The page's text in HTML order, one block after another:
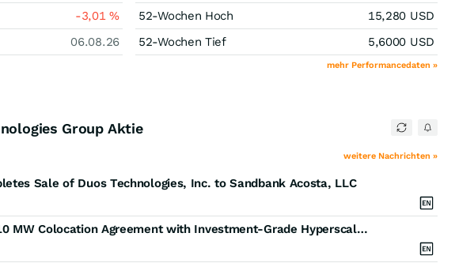
-3,01%
06.08.26
52-Wochen Hoch
15,280 USD
52-Wochen Tief
5,6000 USD
mehr Performancedaten »
Group Aktie
weitere Nachrichten »
Sale of Duos Technologies, Inc. to Sandbank Acosta, LLC
Duos Edge AI Signs Five-Year, 10 MW Colocation Agreement with Investment-Grade Hyperscaler Valued at $111 Million in Contracted Revenue